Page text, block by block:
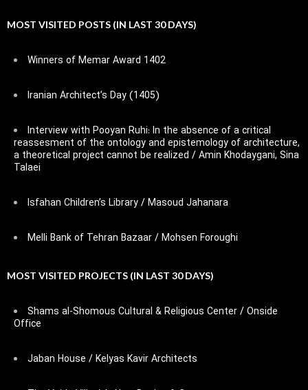
MOST VISITED POSTS (IN LAST 30 DAYS)
Winners of Memar Award 1402
Iranian Architect’s Day (1405)
Interview with Pooyan Ruhi: In the absence of a critical
reassesment of the ontology and epistemology of architecture,
a theoretical project cannot be realized / Amin Khodaygani, Sina
Talaei
Isfahan Children’s Library / Masoud Jahanara
Melli Bank of Tehran Bazaar / Mohsen Foroughi
MOST VISITED PROJECTS (IN LAST 30 DAYS)
Shams al-Shomous Cultural & Religious Center / Onside
Office
Jaban House / Kelyas Kavir Architects